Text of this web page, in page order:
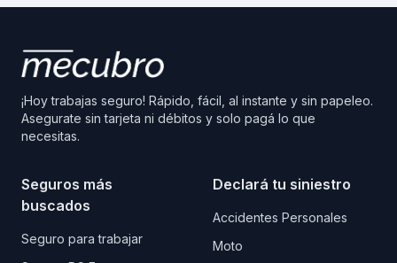
¡Hoy trabajas seguro! Rápido, fácil, al instante y sin papeleo.
Asegurate sin tarjeta ni débitos y solo pagá lo que
necesitas.
Seguros más
buscados
Seguro para trabajar
Declará tu siniestro
Accidentes Personales
Moto